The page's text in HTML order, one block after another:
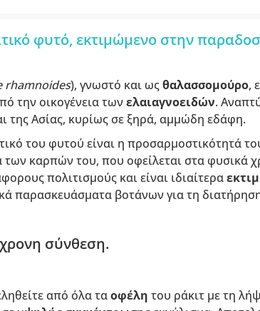
φυτό, εκτιμώμενο στην
rhamnoides), γνωστό και ωςθαλασσομούρο,
την οικογένεια τωνελαιαγνοειδών.
της Ασίας, κυρίως σε ξηρά, αμμώδη εδάφη.
του φυτού είναι η προσαρμοστικότητά
καρπών του, που οφείλεται στα φυσικά
πολιτισμούς και είναι ιδιαίτερα
παρασκευάσματα βοτάνων για τη
σύνθεση.
από όλα ταοφέλη του ράκιτ με τη